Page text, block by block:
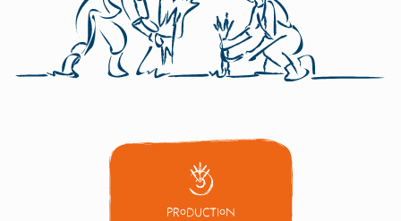
Production